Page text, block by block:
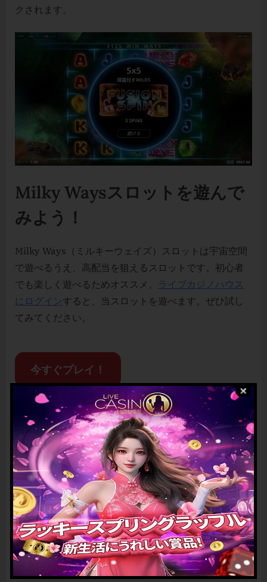
クされます。
Milky Waysスロットを遊んで
みよう！
Milky Ways（ミルキーウェイズ）スロットは宇宙空間
で遊べるうえ、高配当を狙えるスロットです。初心者
でも楽しく遊べるためオススメ。 ライブカジノハウス
にログインすると、当スロットを遊べます。ぜひ試し
てみてください。
今すぐプレイ！
記事全文を読む
MonkeyPopスロットのゲームレビュー
Ancient Egyptスロットゲームレビュー
記事全文を読む
Pinup Girls（ピンナップ・ガールズ）スロットゲーム
のレビュー
Mahjong 88（麻雀88）のスロットゲームレビュー
スロットゲーム